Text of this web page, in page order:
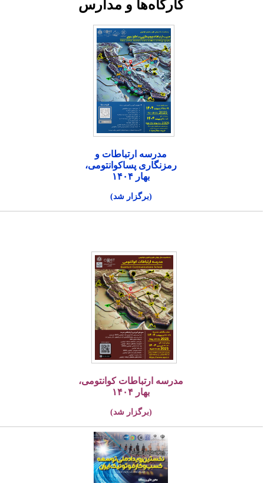
کارگاه‌ها و مدارس
مدرسه ارتباطات و
رمزنگاری پساکوانتومی،
بهار ۱۴۰۴
(برگزار شد)
مدرسه ارتباطات کوانتومی،
بهار ۱۴۰۴
(برگزار شد)